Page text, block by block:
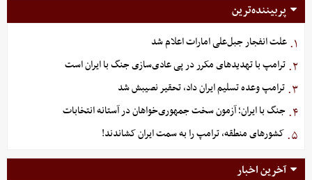
پربیننده‌ترین
۱. علت انفجار جبل‌علی امارات اعلام شد
۲. ترامپ با تهدیدهای مکرر در پی عادی‌سازی جنگ با ایران است
۳. ترامپ وعده تسلیم ایران داد، تحقیر نصیبش شد
۴. جنگ با ایران؛ آزمون سخت جمهوری‌خواهان در آستانه انتخابات
۵. کشورهای منطقه، ترامپ را به سمت ایران کشاندند!
آخرین اخبار